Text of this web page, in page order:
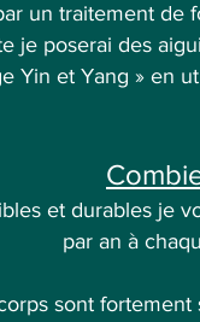
un traitement de
je poserai des
Yin et Yang » en
et durables je
par an à
sont